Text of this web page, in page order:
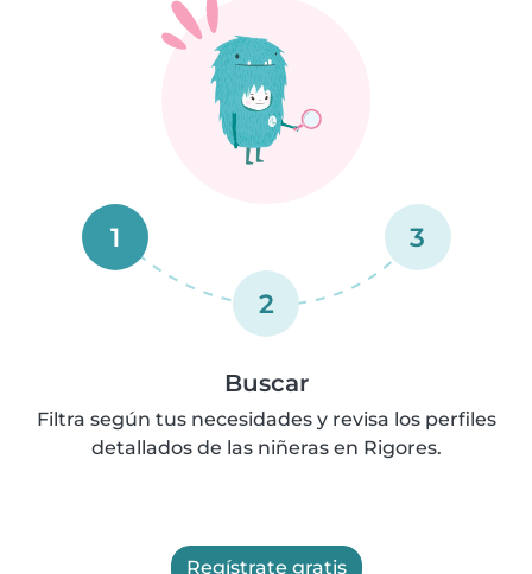
1
2
3
Buscar
Filtra según tus necesidades y revisa los perfiles
detallados de las niñeras en Rigores.
Regístrate gratis